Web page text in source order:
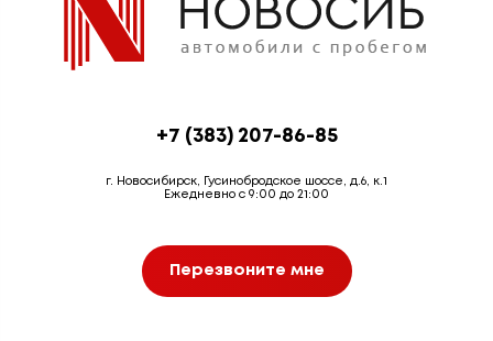
+7 (383) 207-86-85
г. Новосибирск, Гусинобродское шоссе, д.6, к.1
Ежедневно с 9:00 до 21:00
Перезвоните мне